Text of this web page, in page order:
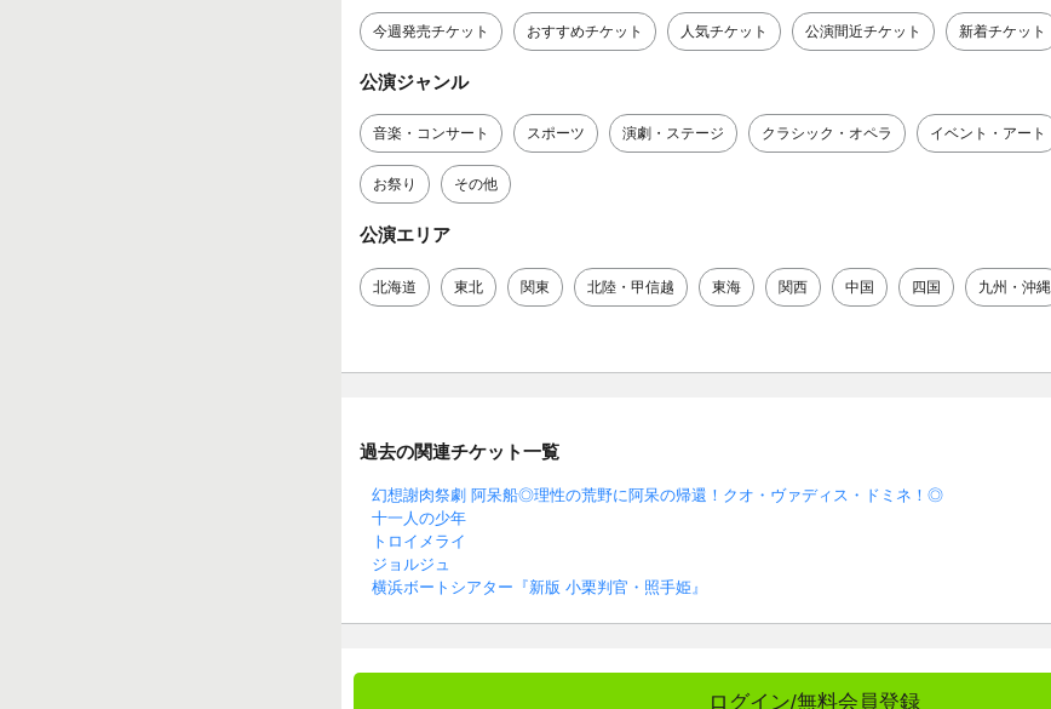
今週発売チケット おすすめチケット 人気チケット 公演間近チケット 新着チケット
公演ジャンル
音楽・コンサート スポーツ 演劇・ステージ クラシック・オペラ イベント・アート
お祭り その他
公演エリア
北海道 東北 関東 北陸・甲信越 東海 関西 中国 四国 九州・沖縄
過去の関連チケット一覧
幻想謝肉祭劇 阿呆船◎理性の荒野に阿呆の帰還！クオ・ヴァディス・ドミネ！◎
十一人の少年
トロイメライ
ジョルジュ
横浜ボートシアター『新版 小栗判官・照手姫』
ログイン/無料会員登録